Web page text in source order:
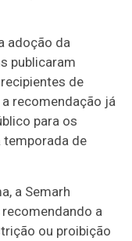
adoção da
publicaram
de
a recomendação já
para os
temporada de
a Semarh
a
ou proibição